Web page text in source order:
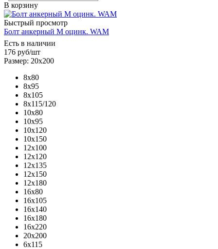
В корзину
Быстрый просмотр
Болт анкерный М оцинк. WAM
Есть в наличии
176 руб/шт
Размер: 20х200
8х80
8х95
8х105
8х115/120
10х80
10х95
10х120
10х150
12х100
12х120
12х135
12х150
12х180
16х80
16х105
16х140
16х180
16х220
20х200
6х115